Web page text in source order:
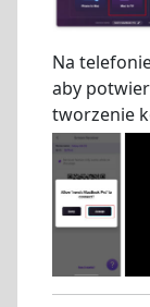
Na
aby
tworzenie